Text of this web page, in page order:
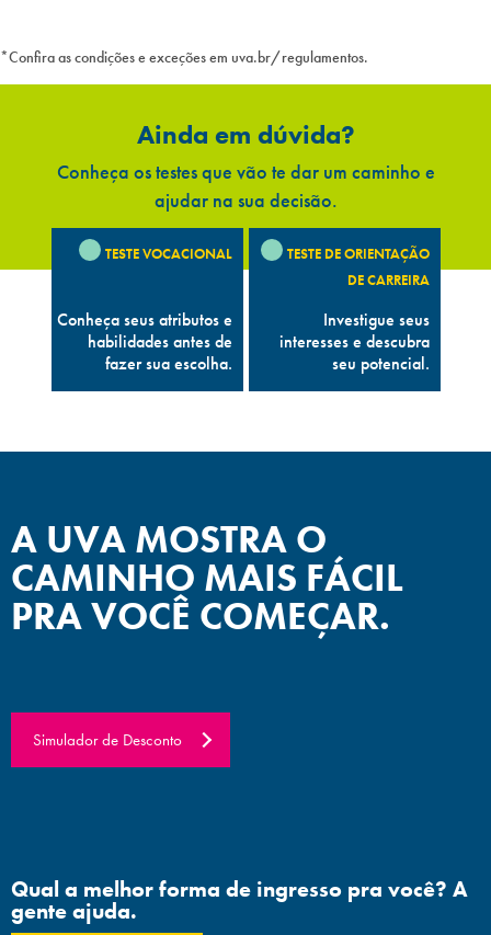
*Confira as condições e exceções em uva.br/regulamentos.
Ainda em dúvida?
Conheça os testes que vão te dar um caminho e
ajudar na sua decisão.
TESTE VOCACIONAL
Conheça seus atributos e
habilidades antes de
fazer sua escolha.
TESTE DE ORIENTAÇÃO
DE CARREIRA
Investigue seus
interesses e descubra
seu potencial.
A UVA MOSTRA O
CAMINHO MAIS FÁCIL
PRA VOCÊ COMEÇAR.
Simulador de Desconto
Qual a melhor forma de ingresso pra você? A
gente ajuda.